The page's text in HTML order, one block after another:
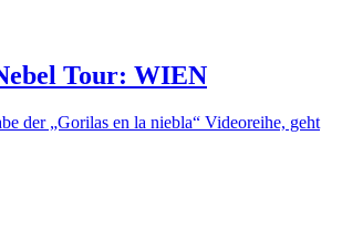
Tour: WIEN
der „Gorilas en la niebla“ Videoreihe, geht